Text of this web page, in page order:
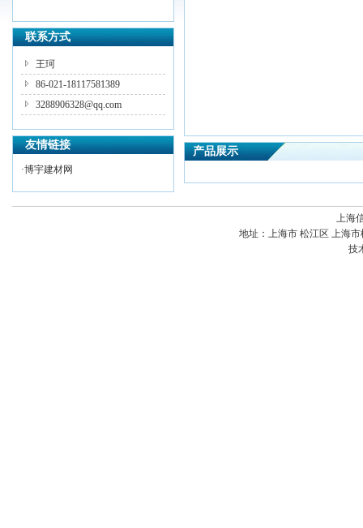
联系方式
王珂
86-021-18117581389
3288906328@qq.com
友情链接
·博宇建材网
产品展示
上海
地址： 上海市 松江区 上海市
技